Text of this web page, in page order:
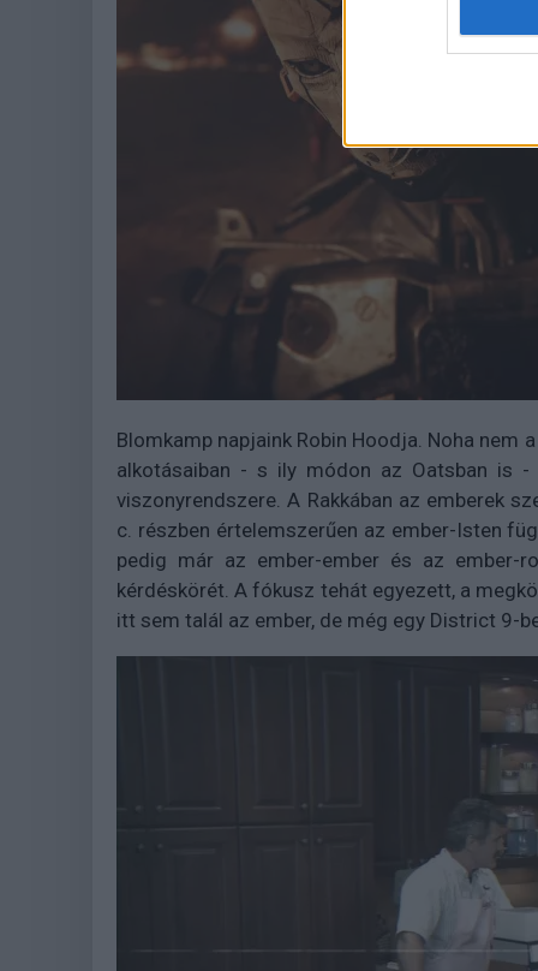
Blomkamp napjaink Robin Hoodja. Noha
alkotásaiban - s ily módon az Oatsban is
viszonyrendszere. A Rakkában az emberek
c. részben értelemszerűen az ember-Isten
pedig már az ember-ember és az ember-
kérdéskörét. A fókusz tehát egyezett, a
itt sem talál az ember, de még egy District 9-